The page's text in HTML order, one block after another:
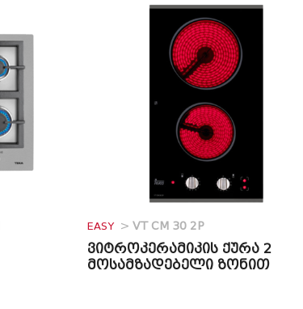
EASY > VT CM 30 2P
ვიტროკერამიკის ქურა 2
მოსამზადებელი ზონით